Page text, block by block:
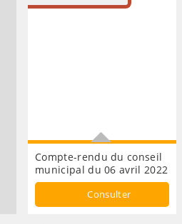
Compte-rendu du conseil
municipal du 06 avril 2022
CONSEIL MUNICIPAL
Consulter